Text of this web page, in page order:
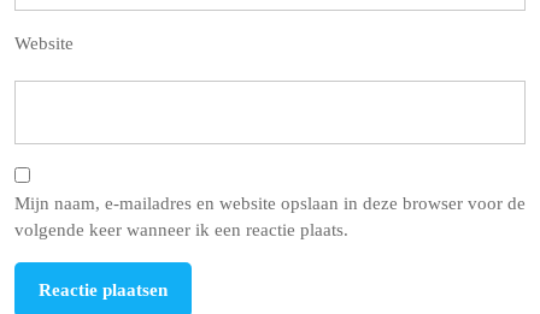
Website
Mijn naam, e-mailadres en website opslaan in deze browser voor de
volgende keer wanneer ik een reactie plaats.